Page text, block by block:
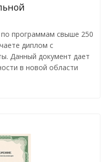
программам свыше 250
диплом с
Данный документ дает
в новой области